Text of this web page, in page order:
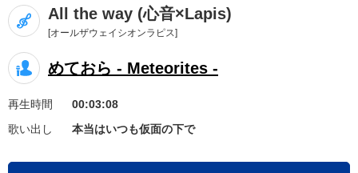
ユーザー検索
キャンペーン
お知らせ よくあるご質問
DAMの新曲・ランキングなど
All the way (心音×Lapis)
[オールザウェイシオンラピス]
めておら - Meteorites -
再生時間
00:03:08
歌い出し
本当はいつも仮面の下で